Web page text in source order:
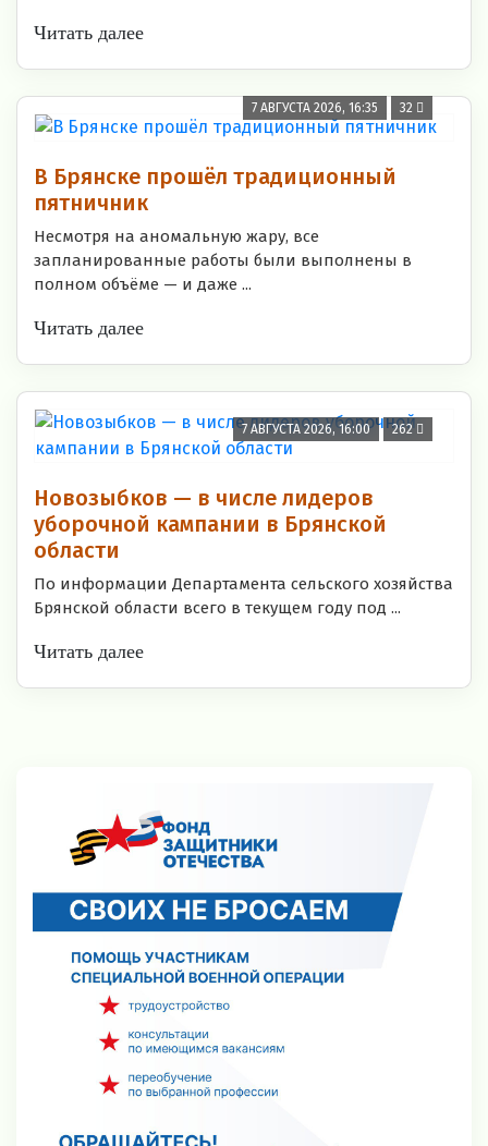
Читать далее
7 АВГУСТА 2026, 16:35 32
В Брянске прошёл традиционный
пятничник
Несмотря на аномальную жару, все
запланированные работы были выполнены в
полном объёме — и даже ...
Читать далее
7 АВГУСТА 2026, 16:00 262
Новозыбков — в числе лидеров
уборочной кампании в Брянской
области
По информации Департамента сельского хозяйства
Брянской области всего в текущем году под ...
Читать далее